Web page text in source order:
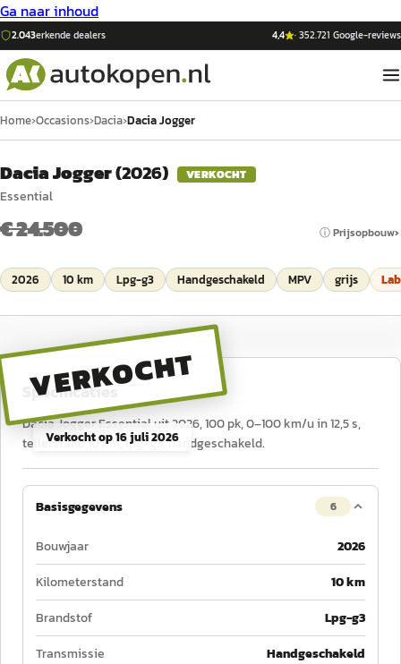
Ga naar inhoud
2.043erkende dealers 4,4 ·352.721 Google-reviews
Home›Occasions›Dacia›Dacia Jogger
Dacia Jogger(2026) VERKOCHT
Essential
€ 24.500 ⓘ Prijsopbouw
2026 10 km Lpg-g3 Handgeschakeld MPV grijs
VERKOCHT
Verkocht op16 juli 2026
Specificaties
Dacia Jogger Essential uit 2026, 100 pk, 0–100 km/u in 12,5 s,
tellerstand 10 km, lpg-g3, handgeschakeld.
Basisgegevens 6
Bouwjaar
2026
Kilometerstand
10 km
Brandstof
Lpg-g3
Transmissie
Handgeschakeld